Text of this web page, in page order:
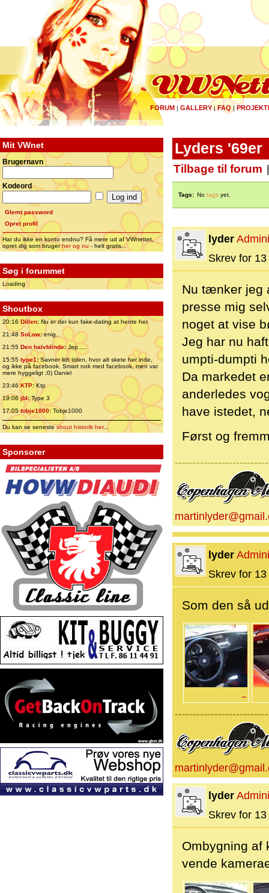
FORUM | GALLERY|FAQ |
Mit VWnet
Brugernavn
Kodeord
Glemt password
Opret profil
Har du ikke en konto endnu? Få mere ud af VWnettet,
opret dig som brugerher og nu - helt gratis...
Søg i forummet
Loading
Shoutbox
20:16 Dillen: Nu er der kun fake-dating at hente her.
21:48 SoLow:enig..
21:55 Den halvblinde:Jep.....
15:55 type1:Savner lidt tiden, hvor alt skete her inde,
og ikke på facebook. Smart nok med facebook, men var
mere hyggeligt ;0) Daniel
23:46 KTP:Ktp
19:06jbl:Type 3
17:05tobje1000: Tobje1000
Du kan se senesteshout historik her...
Sponsorer
Lyders '69er
Tilbage til forum
Tags: No tags yet.
lyder
Skrev for
Nu tænker jeg
presse mig
noget at vise
Jeg har nu
umpti-dumpti
Da markedet
anderledes
have istedet,
Først og
lyder
Skrev for
Som den så
→
lyder
Skrev for
Ombygning af
vende